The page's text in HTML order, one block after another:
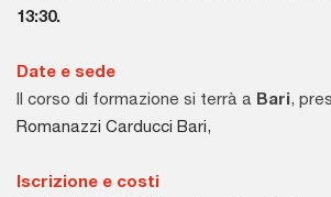
13:30.
Date e sede
Il corso di formazione si terrà a Bari,
Romanazzi Carducci Bari,
Iscrizione e costi